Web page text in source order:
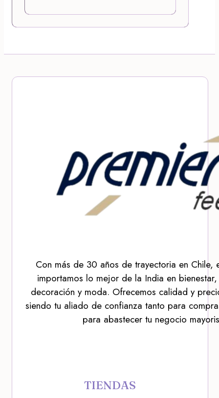
Con más de 30 años de trayectoria en Chile,
importamos lo mejor de la India en
decoración y moda. Ofrecemos calidad y
siendo tu aliado de confianza tanto para
para abastecer tu negocio
TIENDAS